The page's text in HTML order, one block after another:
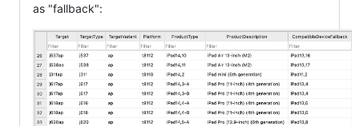
as "fallback":